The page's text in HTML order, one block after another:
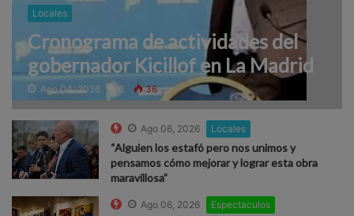
Locales
Cronograma de actividades del
gobernador Kicillof en La Madrid
Ago 04, 2026 0 36
Ago 06, 2026 Locales
“Alguien los estafó pero nos unimos y
pensamos cómo mejorar y lograr esta obra
maravillosa”
Ago 06, 2026 Espectaculos